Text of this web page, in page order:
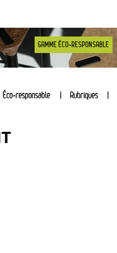
GAMME ÉCO-RESPONSABLE
Éco-responsable Rubriques